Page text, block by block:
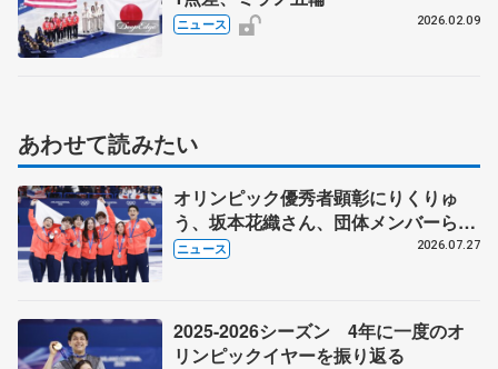
ニュース 2026.02.09
あわせて読みたい
オリンピック優秀者顕彰にりくりゅ
う、坂本花織さん、団体メンバーら
8月7日に文科省が表彰式、ブルーノ・
ニュース 2026.07.27
2025-2026シーズン 4年に一度のオ
リンピックイヤーを振り返る